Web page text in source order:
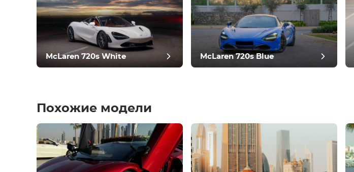
Удобства
Климат-контроль
Вождение
Состояние
McLaren 720s White McLaren 720s Blue
Похожие модели